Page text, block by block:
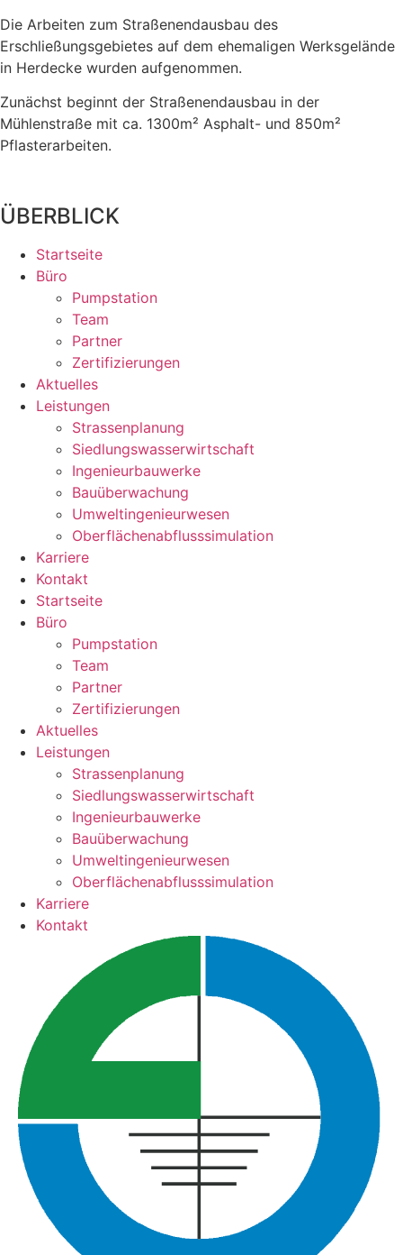
Die Arbeiten zum Straßenendausbau des
Erschließungsgebietes auf dem ehemaligen Werksgelände
in Herdecke wurden aufgenommen.
Zunächst beginnt der Straßenendausbau in der
Mühlenstraße mit ca. 1300m² Asphalt- und 850m²
Pflasterarbeiten.
ÜBERBLICK
Startseite
Büro
Pumpstation
Team
Partner
Zertifizierungen
Aktuelles
Leistungen
Strassenplanung
Siedlungswasserwirtschaft
Ingenieurbauwerke
Bauüberwachung
Umweltingenieurwesen
Oberflächenabflusssimulation
Karriere
Kontakt
Startseite
Büro
Pumpstation
Team
Partner
Zertifizierungen
Aktuelles
Leistungen
Strassenplanung
Siedlungswasserwirtschaft
Ingenieurbauwerke
Bauüberwachung
Umweltingenieurwesen
Oberflächenabflusssimulation
Karriere
Kontakt